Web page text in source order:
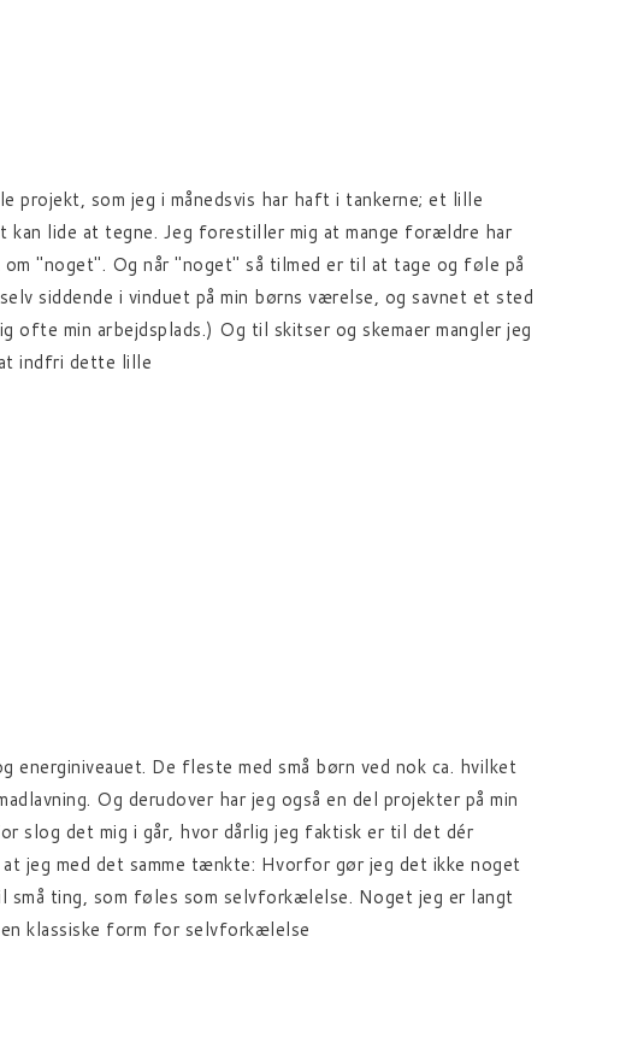
som jeg i månedsvis har haft i tankerne; et lille
kan lide at tegne. Jeg forestiller mig at mange forældre har
"noget". Og når "noget" så tilmed er til at tage og føle på
siddende i vinduet på min børns værelse, og savnet et sted
min arbejdsplads.) Og til skitser og skemaer mangler jeg
indfri dette lille
De fleste med små børn ved nok ca. hvilket
Og derudover har jeg også en del projekter på min
slog det mig i går, hvor dårlig jeg faktisk er til det dér
jeg med det samme tænkte: Hvorfor gør jeg det ikke noget
små ting, som føles som selvforkælelse. Noget jeg er langt
klassiske form for selvforkælelse